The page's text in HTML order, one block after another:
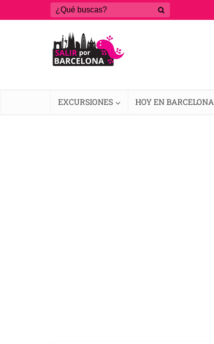
EXCURSIONES HOY EN BARCELONA